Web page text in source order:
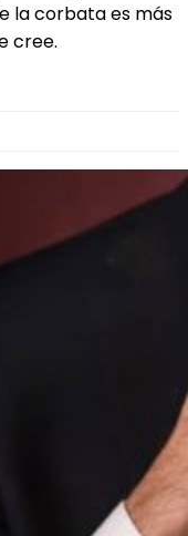
la corbata es más
cree.